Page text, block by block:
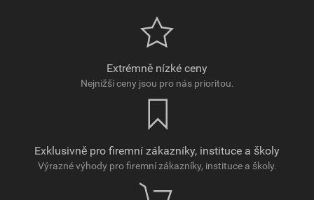
Extrémně nízké ceny
Nejnižší ceny jsou pro nás prioritou.
Exklusivně pro firemní zákazníky, instituce a školy
Výrazné výhody pro firemní zákazníky, instituce a školy.